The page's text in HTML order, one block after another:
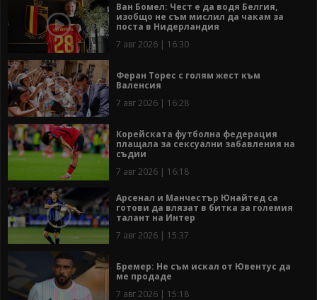
Ван Бомел: Чест е да водя Белгия,
изобщо не съм мислил да чакам за
поста в Нидерландия
7 авг 2026 | 16:30
Феран Торес с голям жест към
Валенсия
7 авг 2026 | 16:28
Корейската футболна федерация
плащала за сексуални забавления на
съдии
7 авг 2026 | 16:18
Арсенал и Манчестър Юнайтед са
готови да влязат в битка за големия
талант на Интер
7 авг 2026 | 15:37
Бремер: Не съм искал от Ювентус да
ме продаде
7 авг 2026 | 15:18